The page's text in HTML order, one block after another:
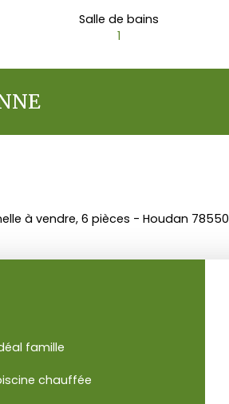
Salle de bains
1
à vendre, 6 pièces - Houdan 78550
famille
chauffée